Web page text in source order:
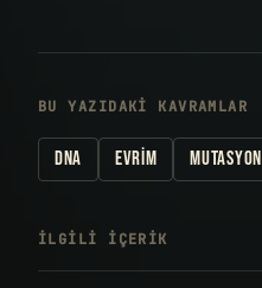
BU YAZIDAKI KAVRAMLAR
DNA EVRIM MUTASYON
İLGILI IÇERIK